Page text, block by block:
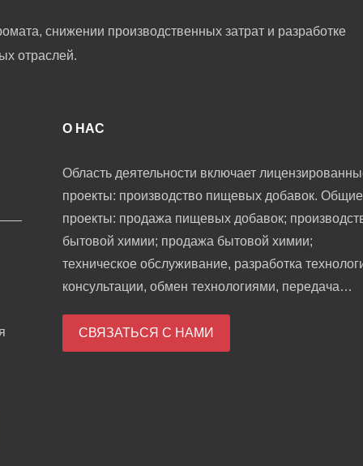
снижении производственных затрат и разработке
отраслей.
О НАС
Область деятельности включает
проекты: производство пищевых добавок. Общие
проекты: продажа пищевых добавок;
бытовой химии; продажа бытовой химии;
техническое обслуживание, разработка
консультации, обмен технологиями, передача
исследования и разработки в области
кормов; разработка промышленных ферментов;
СВЯЗАТЬСЯ С НАМИ